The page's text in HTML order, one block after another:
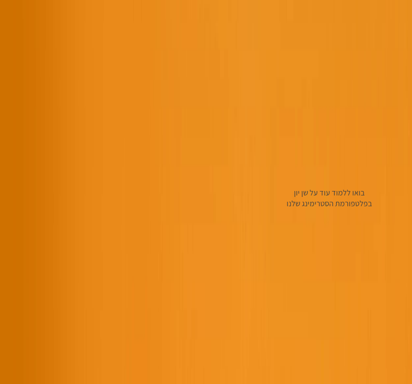
בואו ללמוד עוד על שן יון
בפלטפורמת הסטרימינג שלנו